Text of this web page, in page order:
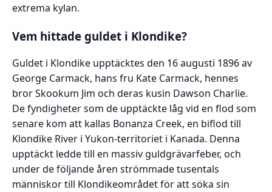
extrema kylan.
Vem hittade guldet i Klondike?
Guldet i Klondike upptäcktes den 16 augusti 1896 av
George Carmack, hans fru Kate Carmack, hennes
bror Skookum Jim och deras kusin Dawson Charlie.
De fyndigheter som de upptäckte låg vid en flod som
senare kom att kallas Bonanza Creek, en biflod till
Klondike River i Yukon-territoriet i Kanada. Denna
upptäckt ledde till en massiv guldgrävarfeber, och
under de följande åren strömmade tusentals
människor till Klondikeområdet för att söka sin